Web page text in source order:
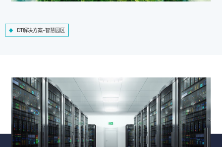
DT解决方案-智慧园区